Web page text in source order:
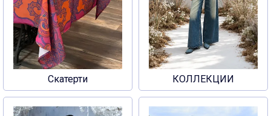
Скатерти КОЛЛЕКЦИИ